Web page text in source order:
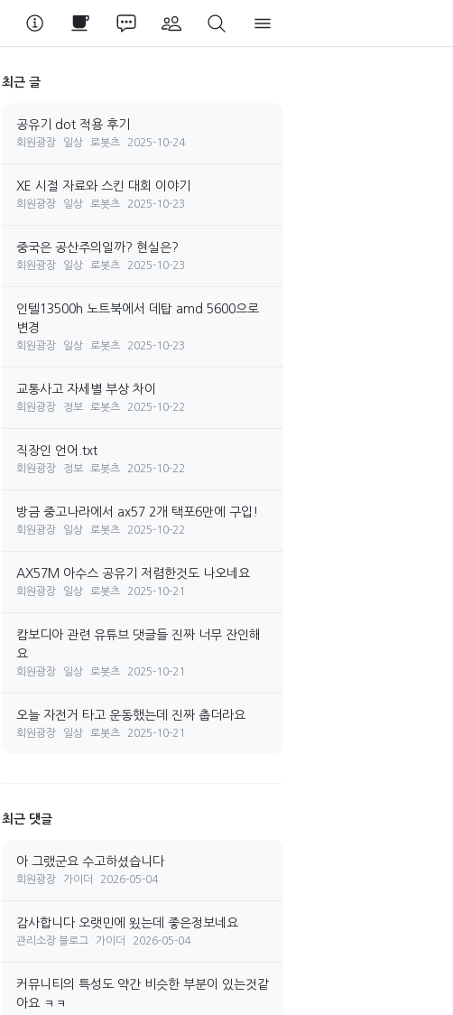
최근 글
공유기 dot 적용 후기
회원광장 일상 로봇츠 2025-10-24
XE 시절 자료와 스킨 대회 이야기
회원광장 일상 로봇츠 2025-10-23
중국은 공산주의일까? 현실은?
회원광장 일상 로봇츠 2025-10-23
인텔13500h 노트북에서 데탑 amd 5600으로
변경
회원광장 일상 로봇츠 2025-10-23
교통사고 자세별 부상 차이
회원광장 정보 로봇츠 2025-10-22
직장인 언어.txt
회원광장 정보 로봇츠 2025-10-22
방금 중고나라에서 ax57 2개 택포6만에 구입!
회원광장 일상 로봇츠 2025-10-22
AX57M 아수스 공유기 저렴한것도 나오네요
회원광장 일상 로봇츠 2025-10-21
캄보디아 관련 유튜브 댓글들 진짜 너무 잔인해
요
회원광장 일상 로봇츠 2025-10-21
오늘 자전거 타고 운동했는데 진짜 춥더라요
회원광장 일상 로봇츠 2025-10-21
최근 댓글
아 그랬군요 수고하셨습니다
회원광장 가이더 2026-05-04
감사합니다 오랫민에 욌는데 좋은정보네요
관리소장 블로그 가이더 2026-05-04
커뮤니티의 특성도 약간 비슷한 부분이 있는것같
아요 ㅋㅋ